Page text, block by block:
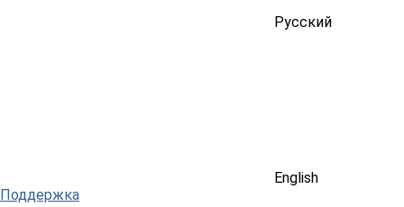
Русский
English
Поддержка